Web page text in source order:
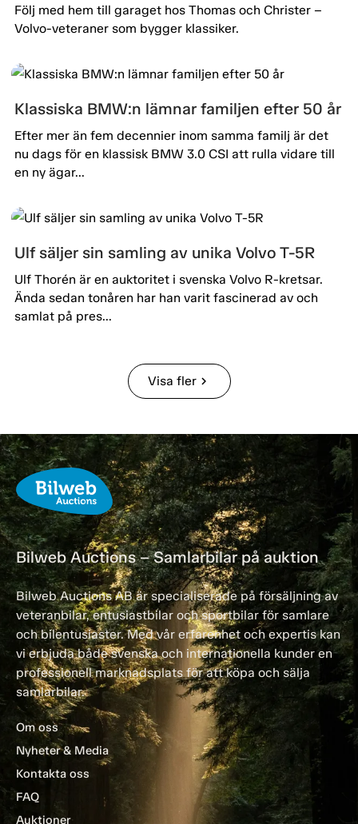
Följ med hem till garaget hos Thomas och Christer –
Volvo-veteraner som bygger klassiker.
Klassiska BMW:n lämnar familjen efter 50 år
Efter mer än fem decennier inom samma familj är det
nu dags för en klassisk BMW 3.0 CSI att rulla vidare till
en ny ägar...
Ulf säljer sin samling av unika Volvo T-5R
Ulf Thorén är en auktoritet i svenska Volvo R-kretsar.
Ända sedan tonåren har han varit fascinerad av och
samlat på pres...
Visa flerchevron_right
Bilweb Auctions – Samlarbilar på auktion
Bilweb Auctions AB är specialiserade på försäljning av
veteranbilar, entusiastbilar och sportbilar för samlare
och bilentusiaster. Med vår erfarenhet och expertis kan
vi erbjuda både svenska och internationella kunder en
professionell marknadsplats för att köpa och sälja
samlarbilar.
Om oss
Nyheter & Media
Kontakta oss
FAQ
Auktioner